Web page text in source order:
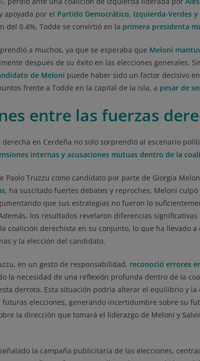
apoyada por el Partido Democrático, Izquierda-Verdes
del 0.4%, Todde se convirtió en la primera presidenta
a muchos, ya que se esperaba que Meloni
después de su éxito en las elecciones generales.
de Meloni puede haber sido un factor decisivo
frente a Todde en la capital de la isla, a pesar de
entre las fuerzas
derecha en Cerdeña no solo sorprendió al escenario
internas y acusaciones mutuas dentro de la
Paolo Truzzu como candidato por parte de Giorgia
, ha suscitado fuertes debates y reproches. Meloni culpó
que sus estrategias no fueron lo
los resultados revelaron diferencias
coalición derechista en su conjunto, lo que ha llevado
y la elección del candidato.
en un gesto de responsabilidad, reconoció errores
la necesidad de una reflexión profunda dentro de la
derrota. Esta situación podría alterar el equilibrio y
futuras elecciones, generando incertidumbre sobre su
la dirección que tomará el liderazgo de Meloni y
la campaña publicitaria de las elecciones,